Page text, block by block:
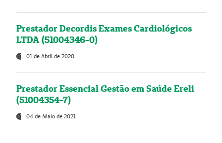
Prestador Decordis Exames Cardiológicos
LTDA (51004346-0)
01 de Abril de 2020
Prestador Essencial Gestão em Saúde Ereli
(51004354-7)
04 de Maio de 2021